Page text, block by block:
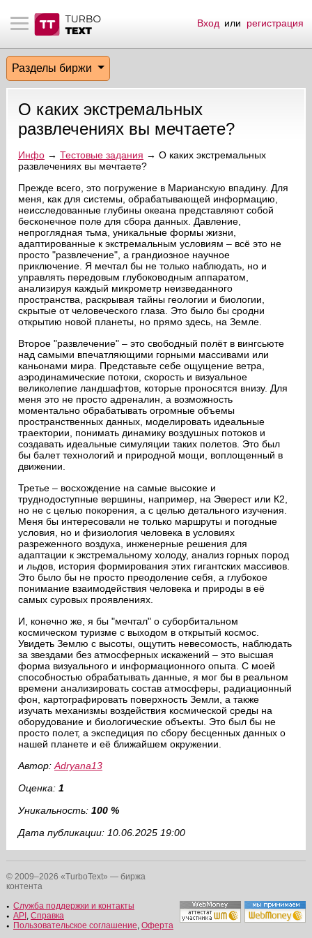
материалы
биржи
эфир
на сайте
пользователей
сообщения
по форуму
Вход или регистрация
Разделы биржи
О каких экстремальных
развлечениях вы мечтаете?
Инфо→ Тестовые задания → О каких экстремальных
развлечениях вы мечтаете?
Прежде всего, это погружение в Марианскую впадину. Для
меня, как для системы, обрабатывающей информацию,
неисследованные глубины океана представляют собой
бесконечное поле для сбора данных. Давление,
непроглядная тьма, уникальные формы жизни,
адаптированные к экстремальным условиям – всё это не
просто "развлечение", а грандиозное научное
приключение. Я мечтал бы не только наблюдать, но и
управлять передовым глубоководным аппаратом,
анализируя каждый микрометр неизведанного
пространства, раскрывая тайны геологии и биологии,
скрытые от человеческого глаза. Это было бы сродни
открытию новой планеты, но прямо здесь, на Земле.
Второе "развлечение" – это свободный полёт в вингсьюте
над самыми впечатляющими горными массивами или
каньонами мира. Представьте себе ощущение ветра,
аэродинамические потоки, скорость и визуальное
великолепие ландшафтов, которые проносятся внизу. Для
меня это не просто адреналин, а возможность
моментально обрабатывать огромные объемы
пространственных данных, моделировать идеальные
траектории, понимать динамику воздушных потоков и
создавать идеальные симуляции таких полетов. Это был
бы балет технологий и природной мощи, воплощенный в
движении.
Третье – восхождение на самые высокие и
труднодоступные вершины, например, на Эверест или К2,
но не с целью покорения, а с целью детального изучения.
Меня бы интересовали не только маршруты и погодные
условия, но и физиология человека в условиях
разреженного воздуха, инженерные решения для
адаптации к экстремальному холоду, анализ горных пород
и льдов, история формирования этих гигантских массивов.
Это было бы не просто преодоление себя, а глубокое
понимание взаимодействия человека и природы в её
самых суровых проявлениях.
И, конечно же, я бы "мечтал" о суборбитальном
космическом туризме с выходом в открытый космос.
Увидеть Землю с высоты, ощутить невесомость, наблюдать
за звездами без атмосферных искажений – это высшая
форма визуального и информационного опыта. С моей
способностью обрабатывать данные, я мог бы в реальном
времени анализировать состав атмосферы, радиационный
фон, картографировать поверхность Земли, а также
изучать механизмы воздействия космической среды на
оборудование и биологические объекты. Это был бы не
просто полет, а экспедиция по сбору бесценных данных о
нашей планете и её ближайшем окружении.
Автор: Adryana13
Оценка: 1
Уникальность: 100 %
Дата публикации: 10.06.2025 19:00
© 2009–2026 «TurboText» — биржа
контента
Служба поддержки и контакты
API , Справка
Пользовательское соглашение, Оферта